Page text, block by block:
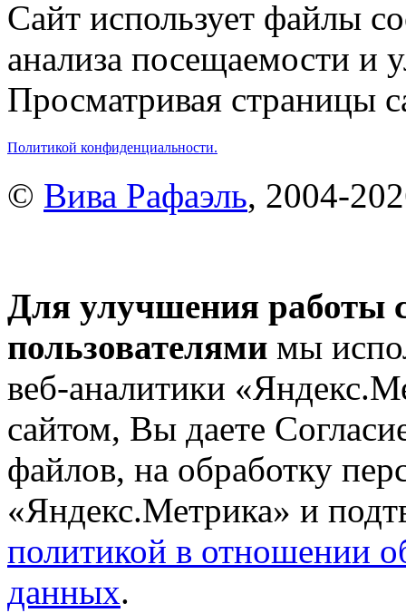
Сайт использует файлы
анализа посещаемости и
Просматривая страницы
Политикой конфиденциальности.
© Вива Рафаэль, 2004-
Для улучшения работы
пользователями мы
веб-аналитики
сайтом, Вы даете
файлов, на обработку
«Яндекс.Метрика» и
политикой в отношении
данных.